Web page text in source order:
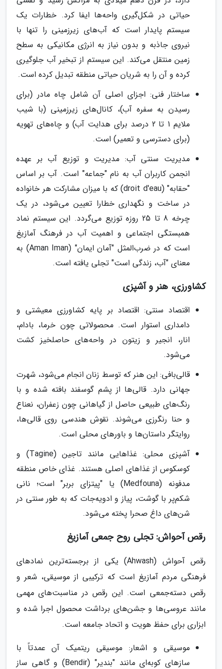
حیاتی در شکل‌گیری واحه‌ها ایفا کرد. خطارات یک
سیستم پایدار است که آب‌های زیرزمینی را تنها با
نیروی جاذبه و بدون نیاز به انرژی مکانیکی به سطح
زمین منتقل می‌کند. این سیستم از تبخیر آب جلوگیری
کرده و آن را به شریان حیاتی منطقه تبدیل کرده است.
ساختار فنی: اجزای اصلی آن شامل چاه مادر (برای
رسیدن به سفره آب)، کانال‌های زیرزمینی (با شیب
ملایم 1 تا 2 درصد برای هدایت آب) و چاه‌های تهویه
(برای دسترسی و تعمیر) است.
مدیریت سنتی آب: مدیریت و توزیع آب بر عهده
انجمن کاربران آب به نام "جماعه" است. آب بر اساس
"حقابه" (droit d'eau) که با میزان مشارکت هر خانواده
در ساخت و نگهداری خطارا تعیین می‌شود، در یک
چرخه 8 تا 25 روزه توزیع می‌گردد. این سیستم نماد
همبستگی اجتماعی و اهمیت آب در فرهنگ آمازیغ
است که در ضرب‌المثل "آمان ایمان" (Aman Iman) به
معنای "آب، زندگی است" تجلی یافته است.
کشاورزی، هنر و آشپزی
اقتصاد سنتی: اقتصاد بر پایه کشاورزی معیشتی و
دامداری استوار است. محصولاتی چون خرما، بادام،
انار، انجیر و زیتون در واحه‌های حاصلخیز کشت
می‌شود.
قالی‌بافی: این هنر که توسط زنان انجام می‌شود، شهرت
جهانی دارد. قالی‌ها از پشم گوسفند بافته شده و با
رنگ‌های طبیعی حاصل از گیاهانی چون زعفران، نعناع
و حنا رنگرزی می‌شوند. نقوش هندسی روی قالی‌ها،
روایتگر داستان‌ها و باورهای محلی است.
آشپزی محلی: غذاهایی مانند تاجین (Tagine) و
کوسکوس از غذاهای اصلی هستند. غذای خاص منطقه
مدفونه (Medfouna) یا "پیتزای بربر" است؛ نانی
شکم‌پر با گوشت، پیاز و ادویه‌جات که به طور سنتی در
شن‌های داغ صحرا پخته می‌شود.
رقص آحواش: تجلی روح جمعی آمازیغ
رقص آحواش (Ahwash) یکی از برجسته‌ترین نمادهای
فرهنگی مردم آمازیغ است که ترکیبی از موسیقی، شعر و
رقص دسته‌جمعی است. این رقص در مناسبت‌های مهمی
مانند عروسی‌ها و جشن‌های برداشت محصول اجرا شده و
ابزاری برای حفظ هویت و اتحاد جامعه است.
موسیقی و اشعار: موسیقی ریتمیک آن عمدتاً با
سازهای کوبه‌ای مانند "بندیر" (Bendir) و گاهی ساز